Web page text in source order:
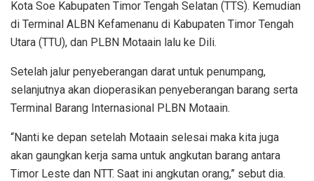
Kota Soe Kabupaten Timor Tengah Selatan (TTS). Kemudian
di Terminal ALBN Kefamenanu di Kabupaten Timor Tengah
Utara (TTU), dan PLBN Motaain lalu ke Dili.
Setelah jalur penyeberangan darat untuk penumpang,
selanjutnya akan dioperasikan penyeberangan barang serta
Terminal Barang Internasional PLBN Motaain.
“Nanti ke depan setelah Motaain selesai maka kita juga
akan gaungkan kerja sama untuk angkutan barang antara
Timor Leste dan NTT. Saat ini angkutan orang,” sebut dia.